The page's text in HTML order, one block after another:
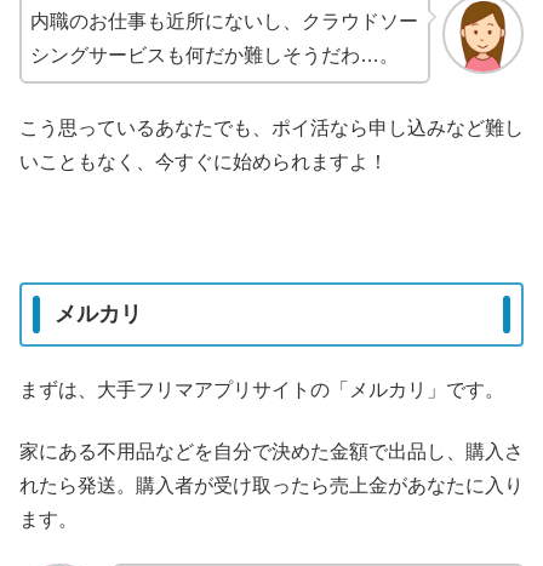
内職のお仕事も近所にないし、クラウドソー
シングサービスも何だか難しそうだわ…。
こう思っているあなたでも、ポイ活なら申し込みなど難し
いこともなく、今すぐに始められますよ！
メルカリ
まずは、大手フリマアプリサイトの「メルカリ」です。
家にある不用品などを自分で決めた金額で出品し、購入さ
れたら発送。購入者が受け取ったら売上金があなたに入り
ます。